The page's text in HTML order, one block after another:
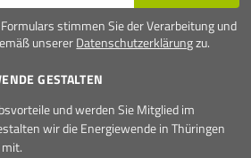
stimmen Sie der Verarbeitung und
unsererDatenschutzerklärungzu.
GESTALTEN
und werden Sie Mitglied im
wir die Energiewende in Thüringen